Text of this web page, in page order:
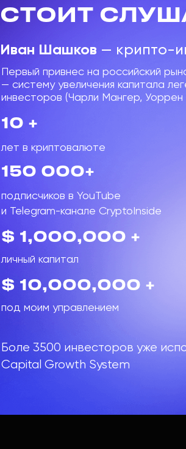
СТОИТ
Первый привнес на российский
— систему увеличения капитала
инвесторов (Чарли Мангер,
Иван Шашков — крипто-
10 +
лет в криптовалюте
подписчиков в YouTube
и Telegram-канале CryptoInside
150 000+
$ 10,000,000 +
под моим управлением
личный капитал
$ 1,000,000 +
Боле 3500 инвесторов уже
Capital Growth System